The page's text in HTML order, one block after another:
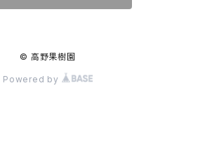
© 高野果樹園
Powered by